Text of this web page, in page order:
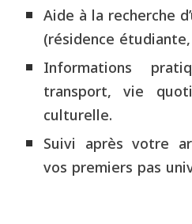
Aide à la recherche
(résidence
Informations
transport, vie
culturelle.
Suivi après votre
vos premiers pas